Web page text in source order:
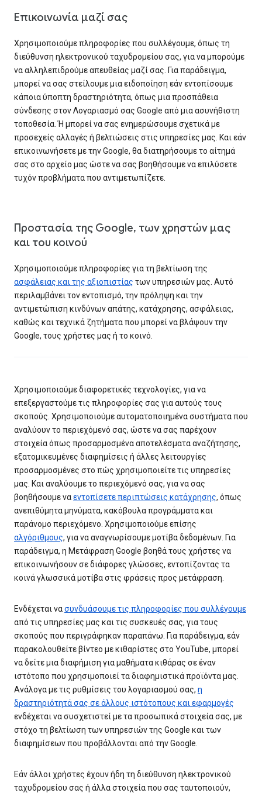
Επικοινωνία μαζί σας
Χρησιμοποιούμε πληροφορίες που συλλέγουμε, όπως τη
διεύθυνση ηλεκτρονικού ταχυδρομείου σας, για να μπορούμε
να αλληλεπιδρoύμε απευθείας μαζί σας. Για παράδειγμα,
μπορεί να σας στείλουμε μια ειδοποίηση εάν εντοπίσουμε
κάποια ύποπτη δραστηριότητα, όπως μια προσπάθεια
σύνδεσης στον Λογαριασμό σας Google από μια ασυνήθιστη
τοποθεσία. Ή μπορεί να σας ενημερώσουμε σχετικά με
προσεχείς αλλαγές ή βελτιώσεις στις υπηρεσίες μας. Και εάν
επικοινωνήσετε με την Google, θα διατηρήσουμε το αίτημά
σας στο αρχείο μας ώστε να σας βοηθήσουμε να επιλύσετε
τυχόν προβλήματα που αντιμετωπίζετε.
Προστασία της Google, των χρηστών μας
και του κοινού
Χρησιμοποιούμε πληροφορίες για τη βελτίωση της
ασφάλειας και της αξιοπιστίας των υπηρεσιών μας. Αυτό
περιλαμβάνει τον εντοπισμό, την πρόληψη και την
αντιμετώπιση κινδύνων απάτης, κατάχρησης, ασφάλειας,
καθώς και τεχνικά ζητήματα που μπορεί να βλάψουν την
Google, τους χρήστες μας ή το κοινό.
Χρησιμοποιούμε διαφορετικές τεχνολογίες, για να
επεξεργαστούμε τις πληροφορίες σας για αυτούς τους
σκοπούς. Χρησιμοποιούμε αυτοματοποιημένα συστήματα που
αναλύουν το περιεχόμενό σας, ώστε να σας παρέχουν
στοιχεία όπως προσαρμοσμένα αποτελέσματα αναζήτησης,
εξατομικευμένες διαφημίσεις ή άλλες λειτουργίες
προσαρμοσμένες στο πώς χρησιμοποιείτε τις υπηρεσίες
μας. Και αναλύουμε το περιεχόμενό σας, για να σας
βοηθήσουμε ναεντοπίσετε περιπτώσεις κατάχρησης, όπως
ανεπιθύμητα μηνύματα, κακόβουλα προγράμματα και
παράνομο περιεχόμενο. Χρησιμοποιούμε επίσης
αλγόριθμους, για να αναγνωρίσουμε μοτίβα δεδομένων. Για
παράδειγμα, η Μετάφραση Google βοηθά τους χρήστες να
επικοινωνήσουν σε διάφορες γλώσσες, εντοπίζοντας τα
κοινά γλωσσικά μοτίβα στις φράσεις προς μετάφραση.
Ενδέχεται νασυνδυάσουμε τις πληροφορίες που συλλέγουμε
από τις υπηρεσίες μας και τις συσκευές σας, για τους
σκοπούς που περιγράφηκαν παραπάνω. Για παράδειγμα, εάν
παρακολουθείτε βίντεο με κιθαρίστες στο YouTube, μπορεί
να δείτε μια διαφήμιση για μαθήματα κιθάρας σε έναν
ιστότοπο που χρησιμοποιεί τα διαφημιστικά προϊόντα μας.
Ανάλογα με τις ρυθμίσεις του λογαριασμού σας, η
δραστηριότητά σας σε άλλους ιστότοπους και εφαρμογές
ενδέχεται να συσχετιστεί με τα προσωπικά στοιχεία σας, με
στόχο τη βελτίωση των υπηρεσιών της Google και των
διαφημίσεων που προβάλλονται από την Google.
Εάν άλλοι χρήστες έχουν ήδη τη διεύθυνση ηλεκτρονικού
ταχυδρομείου σας ή άλλα στοιχεία που σας ταυτοποιούν,